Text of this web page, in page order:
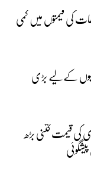
کی قیمتوں میں کمی
کے لیے بڑی
کی قیمت کتنی بڑھ